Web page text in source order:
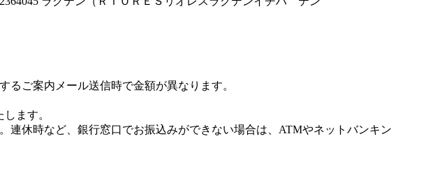
ご案内メール送信時で金額が異なります。
ます。
休時など、銀行窓口でお振込みができない場合は、ATMやネットバンキン